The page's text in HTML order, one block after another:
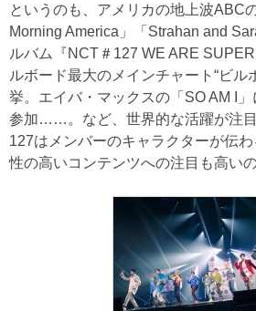
というのも、アメリカの地上波ABC
Morning America」「Strahan and
ルバム『NCT＃127 WE ARE
ルボード最大のメインチャート“ビル
挙。エイバ・マックスの「SO AM I
参加……。など、世界的な活躍が注
127はメンバーのキャラクターが伝
性の高いコンテンツへの注目も高いの